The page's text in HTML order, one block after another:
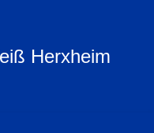
Herxheim